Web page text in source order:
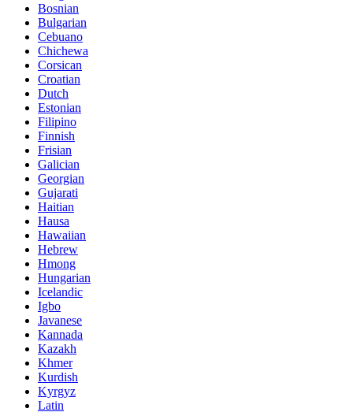
Bosnian
Bulgarian
Cebuano
Chichewa
Corsican
Croatian
Dutch
Estonian
Filipino
Finnish
Frisian
Galician
Georgian
Gujarati
Haitian
Hausa
Hawaiian
Hebrew
Hmong
Hungarian
Icelandic
Igbo
Javanese
Kannada
Kazakh
Khmer
Kurdish
Kyrgyz
Latin